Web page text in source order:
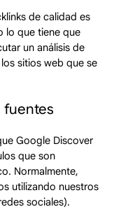
de calidad es
lo que tiene que
un análisis de
sitios web que se
fuentes
Google Discover
que son
Normalmente,
utilizando nuestros
sociales).